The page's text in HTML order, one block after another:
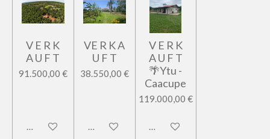
V E R K
A U F T
91.500,00 €
In den Warenkorb
VE R K A
U F T
38.550,00 €
In den Warenkorb
V E R K
A U F T
🌴Ytu -
Caacupe
119.000,00 €
In den Warenkorb